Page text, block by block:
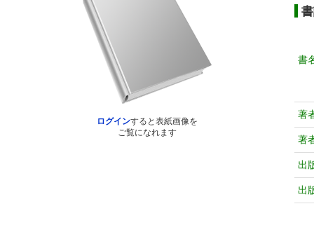
ログインすると表紙画像を
ご覧になれます
書
著
著
出
出